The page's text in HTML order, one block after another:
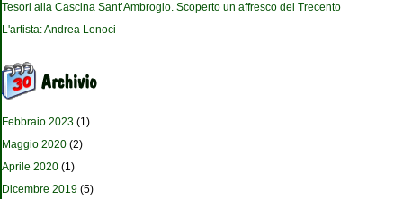
Tesori alla Cascina Sant’Ambrogio. Scoperto un affresco del Trecento
L'artista: Andrea Lenoci
Febbraio 2023 (1)
Maggio 2020 (2)
Aprile 2020 (1)
Dicembre 2019 (5)